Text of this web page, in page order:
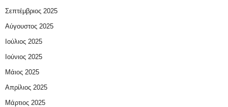
Σεπτέμβριος 2025
Αύγουστος 2025
Ιούλιος 2025
Ιούνιος 2025
Μάιος 2025
Απρίλιος 2025
Μάρτιος 2025